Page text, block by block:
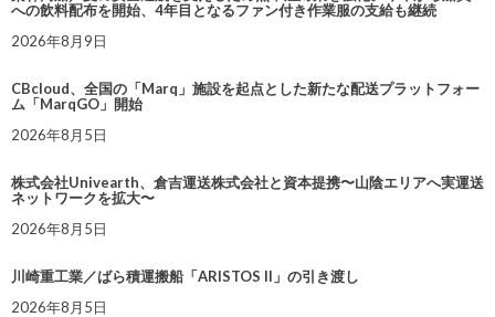
への飲料配布を開始、4年目となるファン付き作業服の支給も継続
2026年8月9日
CBcloud、全国の「Marq」施設を起点とした新たな配送プラットフォー
ム「MarqGO」開始
2026年8月5日
株式会社Univearth、倉吉運送株式会社と資本提携〜山陰エリアへ実運送
ネットワークを拡大〜
2026年8月5日
川崎重工業／ばら積運搬船「ARISTOS II」の引き渡し
2026年8月5日